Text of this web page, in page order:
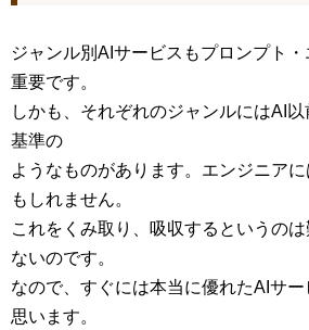
ジャンル別AIサービスもプロンプト
重要です。
しかも、それぞれのジャンルにはAI
基準の
ようなものがあります。エンジニア
もしれません。
これをくみ取り、吸収するというの
ないのです。
なので、すぐには本当に優れたAIサ
思います。